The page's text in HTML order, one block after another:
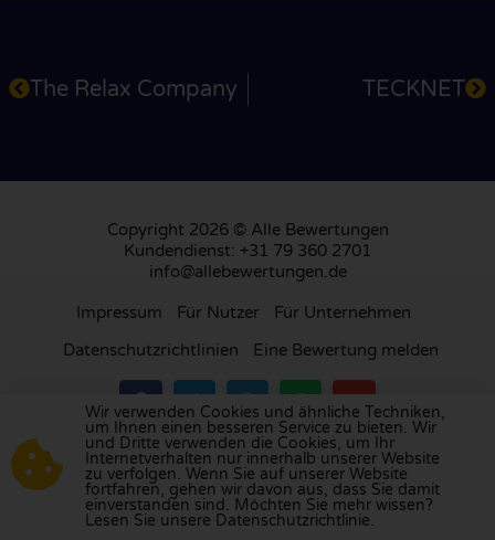
The Relax Company TECKNET
Copyright 2026 © Alle Bewertungen
Kundendienst: +31 79 360 2701
info@allebewertungen.de
Impressum Für Nutzer
Für Unternehmen
Datenschutzrichtlinien
Eine Bewertung melden
Besuchen Sie unsere Bewertungsplattform in
Großbritannien,Frankreich, denNiederlanden
Belgien,Spanien, Italien,Portugal, Polen,
Dänemark , FinnlandundSchweden.
Wir verwenden Cookies und ähnliche Techniken,
um Ihnen einen besseren Service zu bieten. Wir
und Dritte verwenden die Cookies, um Ihr
Internetverhalten nur innerhalb unserer Website
zu verfolgen. Wenn Sie auf unserer Website
fortfahren, gehen wir davon aus, dass Sie damit
einverstanden sind. Möchten Sie mehr wissen?
Lesen Sie unsere Datenschutzrichtlinie.